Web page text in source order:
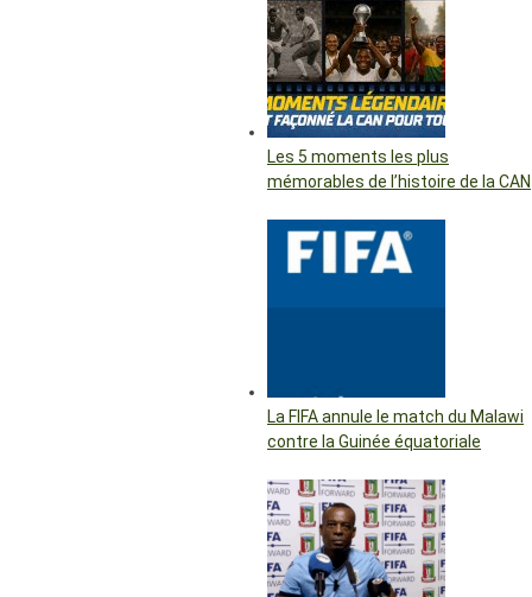
Les 5 moments les plus
mémorables de l’histoire de la CAN
La FIFA annule le match du Malawi
contre la Guinée équatoriale